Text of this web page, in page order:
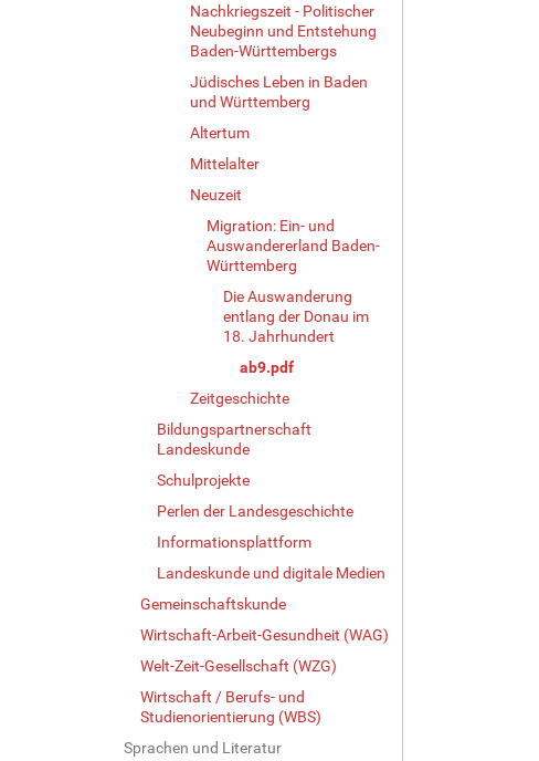
Nachkriegszeit - Politischer
Neubeginn und Entstehung
Baden-Württembergs
Jüdisches Leben in Baden
und Württemberg
Altertum
Mittelalter
Neuzeit
Migration: Ein- und
Auswandererland Baden-
Württemberg
Die Auswanderung
entlang der Donau im
18. Jahrhundert
ab9.pdf
Zeitgeschichte
Bildungspartnerschaft
Landeskunde
Schulprojekte
Perlen der Landesgeschichte
Informationsplattform
Landeskunde und digitale Medien
Gemeinschaftskunde
Wirtschaft-Arbeit-Gesundheit (WAG)
Welt-Zeit-Gesellschaft (WZG)
Wirtschaft / Berufs- und
Studienorientierung (WBS)
Sprachen und Literatur